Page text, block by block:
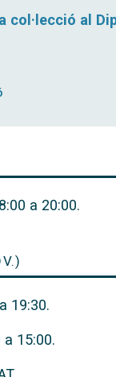
col·lecció al
a 20:00.
19:30.
a 15:00.